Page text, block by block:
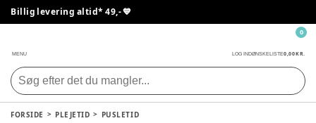
Billig levering altid* 49,- 💙
MENU LOG INDØNSKELISTE0,00 KR.
0
FORSIDE PLEJETID PUSLETID